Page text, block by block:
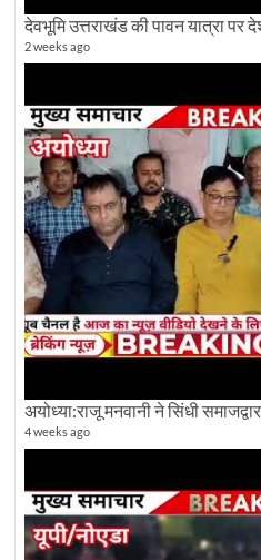
2 weeks ago
4 weeks ago